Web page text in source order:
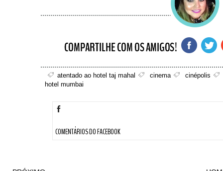
atentado ao hotel taj mahal cinema
cinépolis
hotel mumbai
COMENTÁRIOS DO FACEBOOK